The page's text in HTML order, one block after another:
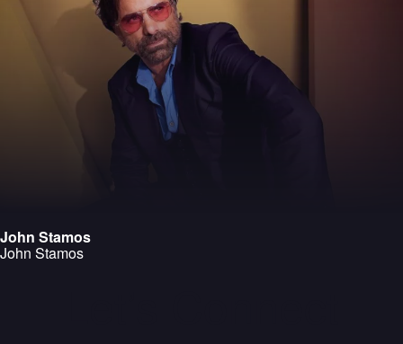
John Stamos
John Stamos